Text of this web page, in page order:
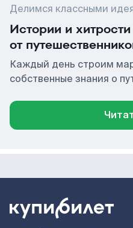
Делимся классными
Истории и хитрости
от
Каждый день строим
собственные знания о